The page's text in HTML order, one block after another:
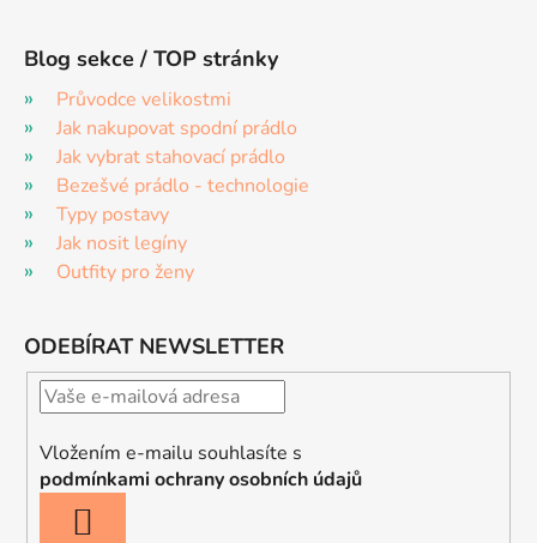
Blog sekce / TOP stránky
Průvodce velikostmi
Jak nakupovat spodní prádlo
Jak vybrat stahovací prádlo
Bezešvé prádlo - technologie
Typy postavy
Jak nosit legíny
Outfity pro ženy
ODEBÍRAT NEWSLETTER
Vložením e-mailu souhlasíte s
podmínkami ochrany osobních údajů